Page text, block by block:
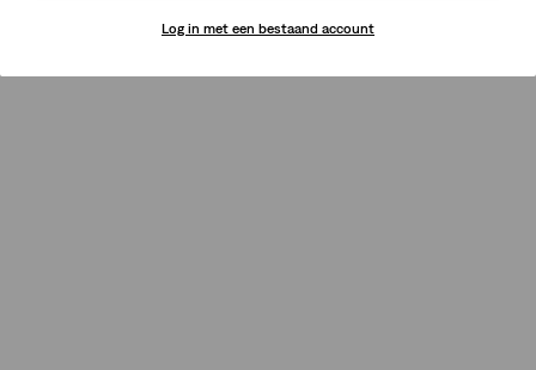
Log in met een bestaand account